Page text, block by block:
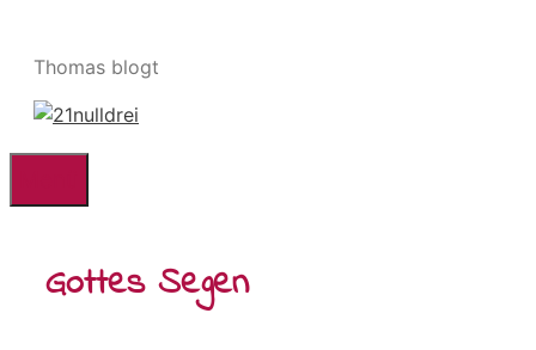
springen
Thomas blogt
Gottes Segen